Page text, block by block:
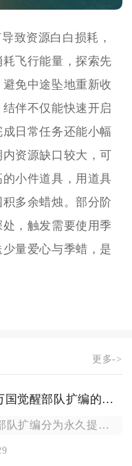
致资源白白损耗，
飞行能量，探索先
免中途坠地重新收
伴不仅能快速开启
日常任务还能小幅
资源缺口较大，可
小件道具，用道具
多余蜡烛。部分阶
，触发需要使用季
量爱心与季蜡，是
更多->
如何获得万国觉醒部队扩编的详细信息
万国觉醒部队扩编分为永久提升单队带兵上限、解锁多支出征队列、...